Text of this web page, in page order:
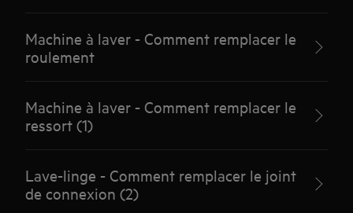
Machine à laver - Comment remplacer le
roulement
Machine à laver - Comment remplacer le
ressort (1)
Lave-linge - Comment remplacer le joint
de connexion (2)